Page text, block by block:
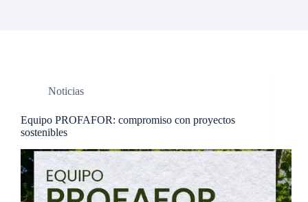
Noticias
Equipo PROFAFOR: compromiso con proyectos
sostenibles